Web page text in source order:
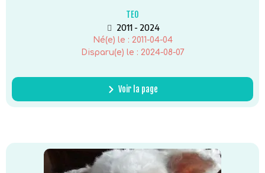
TEO
2011 - 2024
Né(e) le : 2011-04-04
Disparu(e) le : 2024-08-07
Voir la page